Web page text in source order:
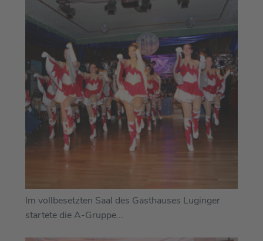
Im vollbesetzten Saal des Gasthauses Luginger
startete die A-Gruppe...